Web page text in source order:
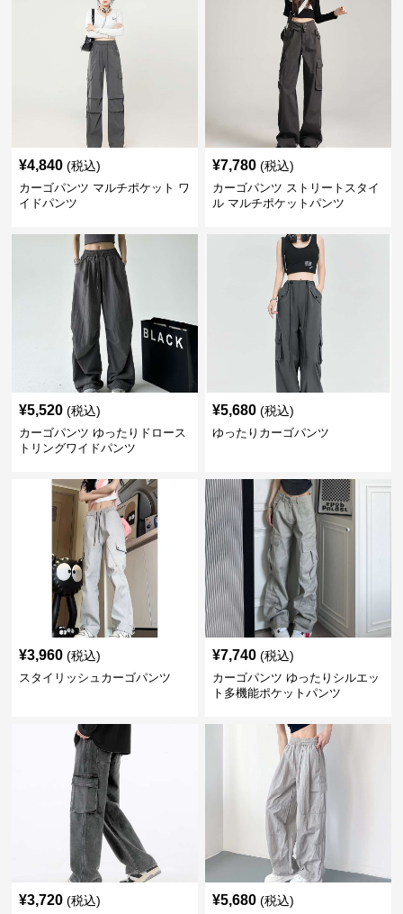
¥4,840 (税込)
カーゴパンツ マルチポケット ワ
イドパンツ
¥7,780 (税込)
カーゴパンツ ストリートスタイ
ル マルチポケットパンツ
¥5,520 (税込)
カーゴパンツ ゆったりドロース
トリングワイドパンツ
¥5,680 (税込)
ゆったりカーゴパンツ
¥3,960 (税込)
スタイリッシュカーゴパンツ
¥7,740 (税込)
カーゴパンツ ゆったりシルエッ
ト多機能ポケットパンツ
¥3,720 (税込) ¥5,680 (税込)